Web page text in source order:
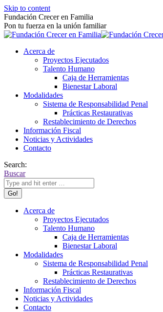
Skip to content
Fundación Crecer en Familia
Pon tu fuerza en la unión familiar
Acerca de
Proyectos Ejecutados
Talento Humano
Caja de Herramientas
Bienestar Laboral
Modalidades
Sistema de Responsabilidad Penal
Prácticas Restaurativas
Restablecimiento de Derechos
Información Fiscal
Noticias y Actividades
Contacto
Search:
Buscar
Acerca de
Proyectos Ejecutados
Talento Humano
Caja de Herramientas
Bienestar Laboral
Modalidades
Sistema de Responsabilidad Penal
Prácticas Restaurativas
Restablecimiento de Derechos
Información Fiscal
Noticias y Actividades
Contacto